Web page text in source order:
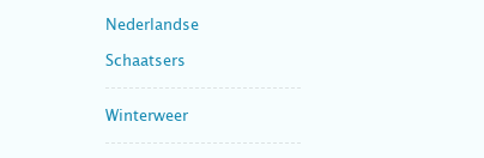
Nederlandse
Schaatsers
Winterweer